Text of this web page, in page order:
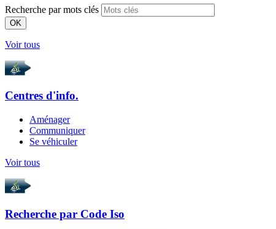
Recherche par mots clés
OK
Voir tous
Centres d'info.
Aménager
Communiquer
Se véhiculer
Voir tous
Recherche par Code Iso